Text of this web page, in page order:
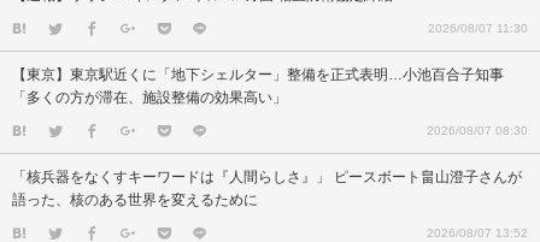
2026/08/07 11:30
【東京】東京駅近くに「地下シェルター」整備を正式表明…小池百合子知事
「多くの方が滞在、施設整備の効果高い」
2026/08/07 08:30
「核兵器をなくすキーワードは『人間らしさ』」 ピースボート畠山澄子さんが
語った、核のある世界を変えるために
2026/08/07 13:52